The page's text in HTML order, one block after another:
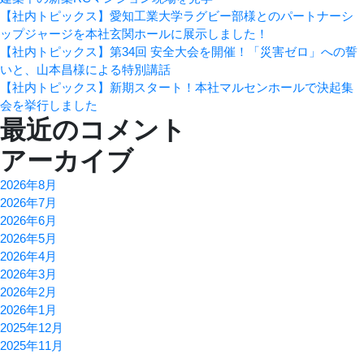
ー
シ
ョ
ン
【社内トピックス】愛知工業大学ラグビー部様とのパートナーシ
ップジャージを本社玄関ホールに展示しました！
【社内トピックス】第34回 安全大会を開催！「災害ゼロ」への誓
いと、山本昌様による特別講話
【社内トピックス】新期スタート！本社マルセンホールで決起集
会を挙行しました
最近のコメント
アーカイブ
2026年8月
2026年7月
2026年6月
2026年5月
2026年4月
2026年3月
2026年2月
2026年1月
2025年12月
2025年11月